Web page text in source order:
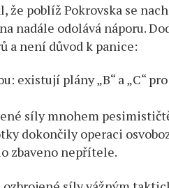
poblíž Pokrovska se
nadále odolává náporu.
a není důvod k panice:
existují plány „B“ a „C“
síly mnohem
dokončily operaci
zbaveno nepřítele.